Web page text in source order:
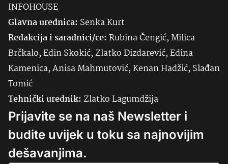
INFOHOUSE
Glavna urednica: SenkaKurt
Redakcija i saradnici/ce:Rubina Čengić, Milica
Brčkalo, Edin Skokić, Zlatko Dizdarević, Edina
Kamenica, Anisa Mahmutović, Kenan Hadžić, Slađan
Tomić
Tehnički urednik:Zlatko Lagumdžija
Prijavite se na naš Newsletter i
budite uvijek u toku sa najnovijim
dešavanjima.